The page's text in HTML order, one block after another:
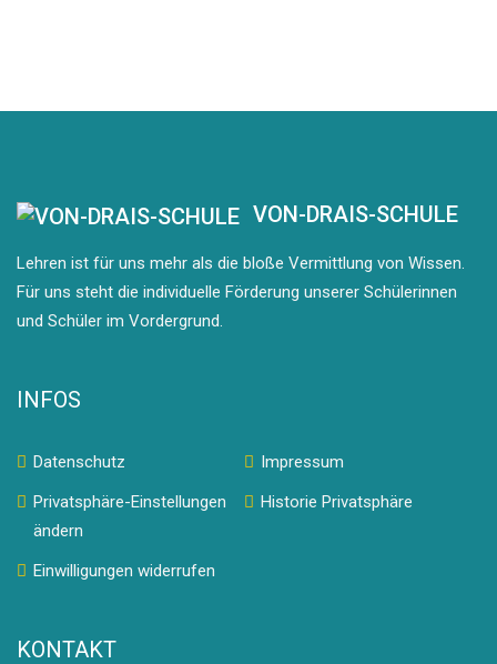
VON-DRAIS-SCHULE
Lehren ist für uns mehr als die bloße Vermittlung von Wissen.
Für uns steht die individuelle Förderung unserer Schülerinnen
und Schüler im Vordergrund.
INFOS
Datenschutz
Impressum
Privatsphäre-Einstellungen
ändern
Historie Privatsphäre
Einwilligungen widerrufen
KONTAKT